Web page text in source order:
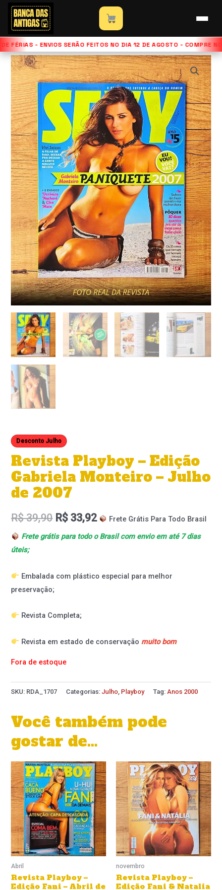
para
conteúdo
FÉRIAS - ENVIOS SERÃO FEITOS NO DIA 12 DE AGOSTO - COMPRE
Início»Loja
Revista Playboy – Edição Gabriela Monteiro
– Julho de 2007
Desconto Julho
Revista Playboy – Edição
Gabriela Monteiro – Julho
de 2007
R$39,90 R$ 33,92
Frete Grátis Para Todo Brasil
Frete grátis para todo o Brasil com envio em até 7 dias
úteis;
Embalada com plástico especial para melhor
preservação;
Revista Completa;
Revista em estado de conservação muito bom
Fora de estoque
SKU: RDA_1707 Categorias:Julho Playboy Tag: Anos 2000
Você também pode
gostar de…
Abril
Revista Playboy –
Edição Fani – Abril de
novembro
Revista Playboy –
Edição Fani & Natalia